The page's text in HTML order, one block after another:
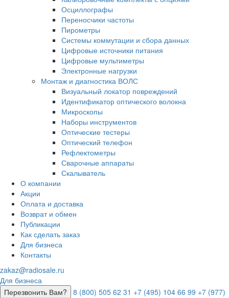
Осциллографы
Переносчики частоты
Пирометры
Системы коммутации и сбора данных
Цифровые источники питания
Цифровые мультиметры
Электронные нагрузки
Монтаж и диагностика ВОЛС
Визуальный локатор повреждений
Идентификатор оптического волокна
Микроскопы
Наборы инструментов
Оптические тестеры
Оптический телефон
Рефлектометры
Сварочные аппараты
Скалыватель
О компании
Акции
Оплата и доставка
Возврат и обмен
Публикации
Как сделать заказ
Для бизнеса
Контакты
zakaz@radiosale.ru
Для бизнеса
Перезвонить Вам?
8 (800) 505 62 31 +7 (495) 104 66 99 +7 (977)